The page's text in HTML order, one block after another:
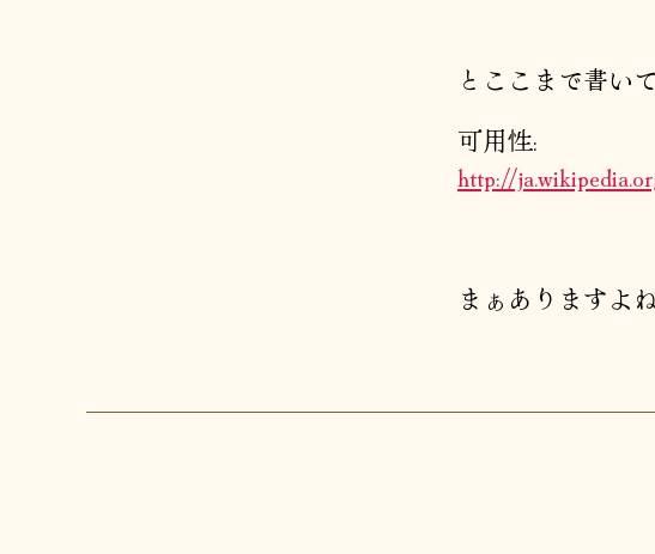
とここまで書い
可用性:
http://
まぁありますよね